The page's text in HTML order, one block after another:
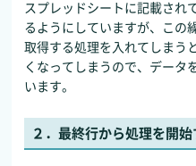
スプレッドシートに記載され
るようにしていますが、この
取得する処理を入れてしまう
くなってしまうので、データ
います。
２．最終行から処理を開始